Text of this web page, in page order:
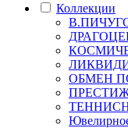
Коллекции
ОБМЕН ПО